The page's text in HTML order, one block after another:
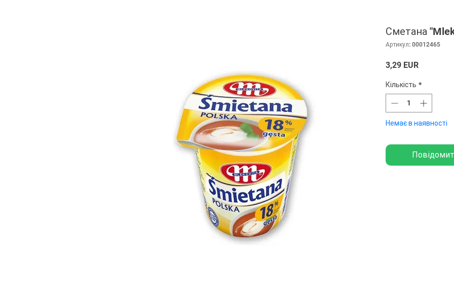
Сметана
Артикул: 00012465
3,29 EURЦіна
Кількість *
Немає в наявності